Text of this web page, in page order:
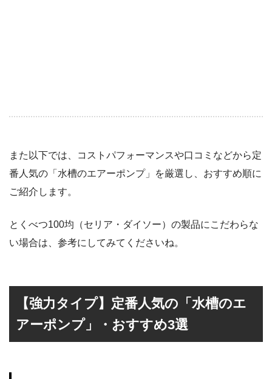
また以下では、コストパフォーマンスや口コミなどから定
番人気の「水槽のエアーポンプ」を厳選し、おすすめ順に
ご紹介します。
とくべつ100均（セリア・ダイソー）の製品にこだわらな
い場合は、参考にしてみてくださいね。
【強力タイプ】定番人気の「水槽のエ
アーポンプ」・おすすめ3選